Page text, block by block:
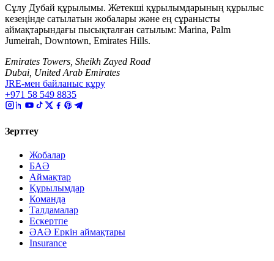
Сұлу Дубай құрылымы. Жетекші құрылымдарының құрылыс
кезеңінде сатылатын жобалары және ең сұранысты
аймақтарындағы пысықталған сатылым: Marina, Palm
Jumeirah, Downtown, Emirates Hills.
Emirates Towers, Sheikh Zayed Road
Dubai, United Arab Emirates
JRE-мен байланыс құру
+971 58 549 8835
Зерттеу
Жобалар
БАӘ
Аймақтар
Құрылымдар
Команда
Талдамалар
Ескертпе
ӘАӘ Еркін аймақтары
Insurance